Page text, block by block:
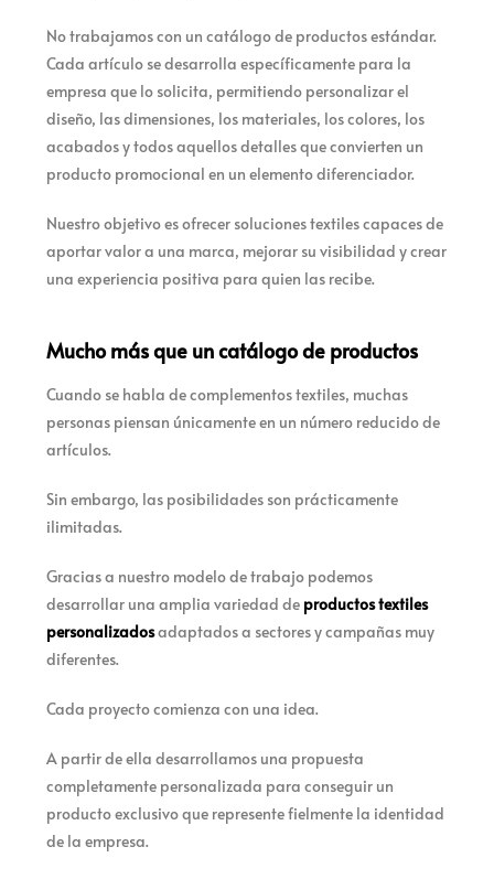
No trabajamos con un catálogo de productos estándar.
Cada artículo se desarrolla específicamente para la
empresa que lo solicita, permitiendo personalizar el
diseño, las dimensiones, los materiales, los colores, los
acabados y todos aquellos detalles que convierten un
producto promocional en un elemento diferenciador.
Nuestro objetivo es ofrecer soluciones textiles capaces de
aportar valor a una marca, mejorar su visibilidad y crear
una experiencia positiva para quien las recibe.
Mucho más que un catálogo de productos
Cuando se habla de complementos textiles, muchas
personas piensan únicamente en un número reducido de
artículos.
Sin embargo, las posibilidades son prácticamente
ilimitadas.
Gracias a nuestro modelo de trabajo podemos
desarrollar una amplia variedad de productos textiles
personalizadosadaptados a sectores y campañas muy
diferentes.
Cada proyecto comienza con una idea.
A partir de ella desarrollamos una propuesta
completamente personalizada para conseguir un
producto exclusivo que represente fielmente la identidad
de la empresa.